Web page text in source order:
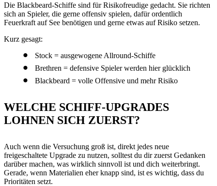
Die Blackbeard-Schiffe sind für Risikofreudige gedacht. Sie richten
sich an Spieler, die gerne offensiv spielen, dafür ordentlich
Feuerkraft auf See benötigen und gerne etwas auf Risiko setzen.
Kurz gesagt:
Stock = ausgewogene Allround-Schiffe
Brethren = defensive Spieler werden hier glücklich
Blackbeard = volle Offensive und mehr Risiko
WELCHE SCHIFF-UPGRADES
LOHNEN SICH ZUERST?
Auch wenn die Versuchung groß ist, direkt jedes neue
freigeschaltete Upgrade zu nutzen, solltest du dir zuerst Gedanken
darüber machen, was wirklich sinnvoll ist und dich weiterbringt.
Gerade, wenn Materialien eher knapp sind, ist es wichtig, dass du
Prioritäten setzt.